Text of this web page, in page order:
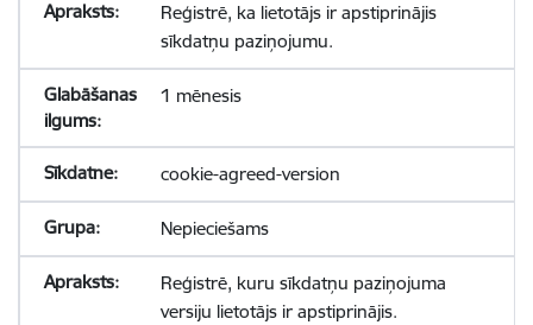
Reģistrē, ka lietotājs ir apstiprinājis
sīkdatņu paziņojumu.
1 mēnesis
cookie-agreed-version
Nepieciešams
Reģistrē, kuru sīkdatņu paziņojuma
versiju lietotājs ir apstiprinājis.